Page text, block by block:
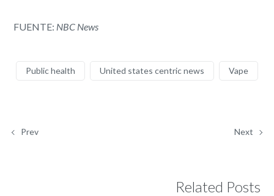
FUENTE: NBC News
Public health United states centric news Vape
Prev Next
Related Posts